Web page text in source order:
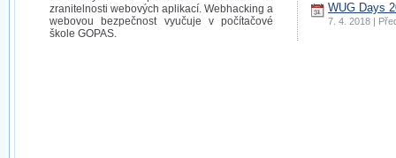
zranitelnosti webových aplikací. Webhacking a
webovou bezpečnost vyučuje v počítačové
škole GOPAS.
WUG Days
7. 4. 2018 |